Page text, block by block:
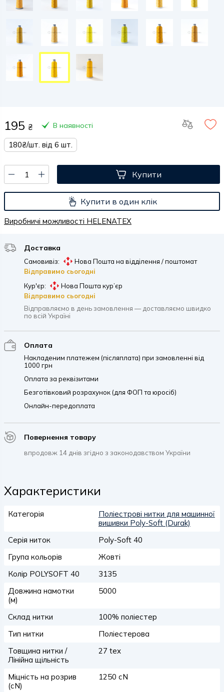
195 ₴ В наявності
180₴/шт. від 6 шт.
Купити
Купити в один клік
Виробничі можливості HELENATEX
Доставка
Самовивіз:
Нова Пошта на відділення / поштомат
Відправимо сьогодні
Кур'єр:
Нова Пошта кур’єр
Відправимо сьогодні
Відправляємо в день замовлення — доставляємо швидко
по всій Україні
Оплата
Накладеним платежем (післяплата) при замовленні від
1000 грн
Оплата за реквізитами
Безготівковий розрахунок (для ФОП та юросіб)
Онлайн-передоплата
Повернення товару
впродовж 14 днів згідно з законодавством України
Характеристики
Категорія
Поліестрові нитки для машинної
вишивки Poly-Soft (Durak)
Серія ниток
Poly-Soft 40
Група кольорів
Жовті
Колір POLYSOFT 40
3135
Довжина намотки
(м)
5000
Склад нитки
100% поліестер
Тип нитки
Поліестерова
Товщина нитки /
Лінійна щільність
27 tex
Міцність на розрив
(сN)
1250 сN